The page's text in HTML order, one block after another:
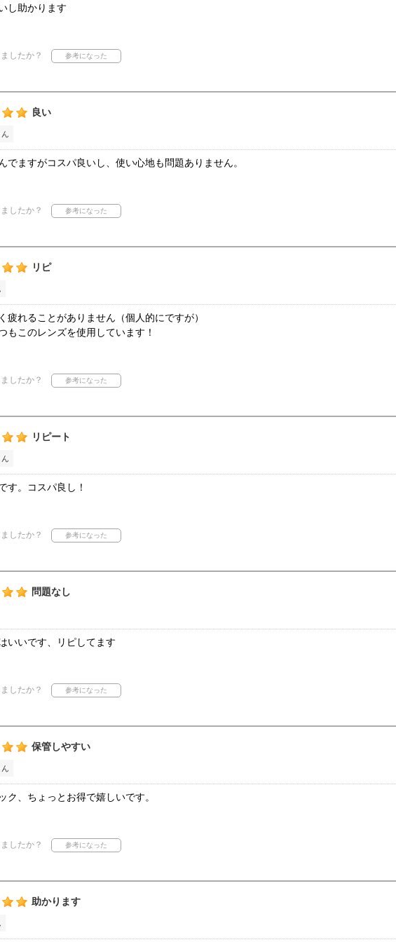
し助かります
したか？
良い
でますがコスパ良いし、使い心地も問題ありません。
したか？
リピ
疲れることがありません（個人的にですが）
もこのレンズを使用しています！
したか？
リピート
す。コスパ良し！
したか？
問題なし
いいです、リピしてます
したか？
保管しやすい
ク、ちょっとお得で嬉しいです。
したか？
助かります